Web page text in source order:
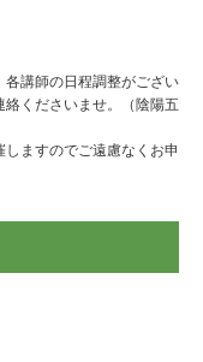
講師の日程調整がござい
くださいませ。（陰陽五
ますのでご遠慮なくお申